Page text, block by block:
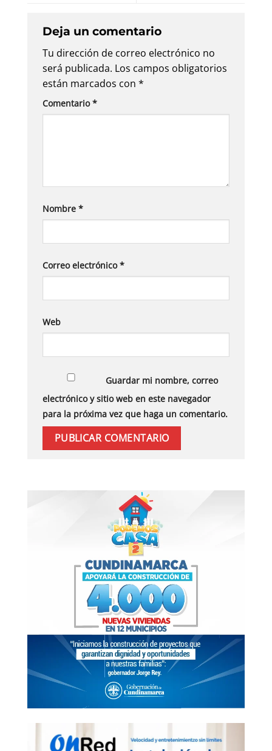
Deja un comentario
Tu dirección de correo electrónico no
será publicada. Los campos obligatorios
están marcados con *
Comentario*
Nombre *
Correo electrónico*
Web
Guardar mi nombre, correo
electrónico y sitio web en este navegador
para la próxima vez que haga un comentario.